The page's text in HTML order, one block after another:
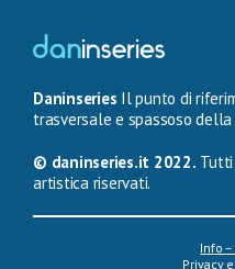
Daninseries Il punto di
trasversale e spassoso
© daninseries.it 2022.
artistica riservati.
Info
Privacy